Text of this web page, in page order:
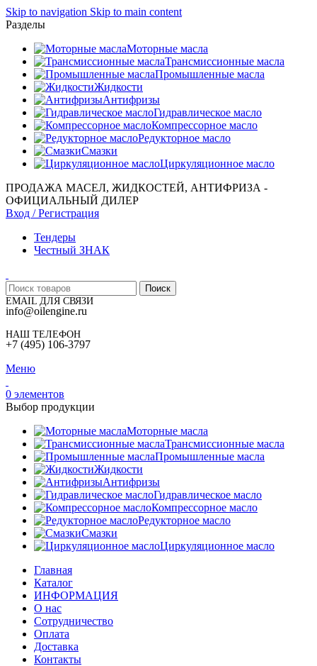
Skip to navigation Skip to main content
Разделы
Моторные масла
Трансмиссионные масла
Промышленные масла
Жидкости
Антифризы
Гидравлическое масло
Компрессорное масло
Редукторное масло
Смазки
Циркуляционное масло
ПРОДАЖА МАСЕЛ, ЖИДКОСТЕЙ, АНТИФРИЗА -
ОФИЦИАЛЬНЫЙ ДИЛЕР
Вход / Регистрация
Тендеры
Честный ЗНАК
Поиск
EMAIL ДЛЯ СВЯЗИ
info@oilengine.ru
НАШ ТЕЛЕФОН
+7 (495) 106-3797
Меню
0 элементов
Выбор продукции
Моторные масла
Трансмиссионные масла
Промышленные масла
Жидкости
Антифризы
Гидравлическое масло
Компрессорное масло
Редукторное масло
Смазки
Циркуляционное масло
Главная
Каталог
ИНФОРМАЦИЯ
О нас
Сотрудничество
Оплата
Доставка
Контакты